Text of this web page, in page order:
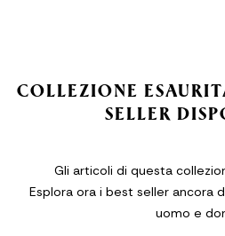
COLLEZIONE
SELLER
Gli articoli di questa
Esplora ora i best seller ancora
uomo e